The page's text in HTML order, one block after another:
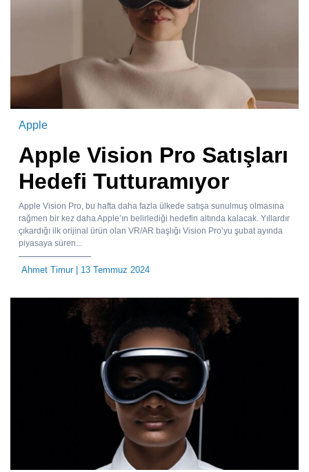
Apple
Apple Vision Pro Satışları
Hedefi Tutturamıyor
Apple Vision Pro, bu hafta daha fazla ülkede satışa sunulmuş olmasına
rağmen bir kez daha Apple’ın belirlediği hedefin altında kalacak. Yıllardır
çıkardığı ilk orijinal ürün olan VR/AR başlığı Vision Pro’yu şubat ayında
piyasaya süren...
Ahmet Timur| 13 Temmuz 2024